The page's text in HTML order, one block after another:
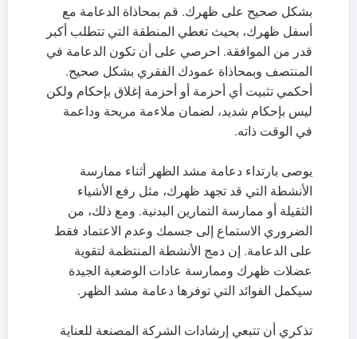
بشكل صحيح على ظهرك. قم بمحاذاة الدعامة مع
أسفل ظهرك، بحيث تغطي المنطقة التي تتطلب أكبر
قدر من الموافقة. احرصي على أن تكون الدعامة في
المنتصف وبمحاذاة عمودك الفقري بشكل صحيح.
أحكمي تثبيت أي أحزمة أو أحزمة إغلاق بإحكام ولكن
ليس بإحكام شديد، لضمان ملاءمة مريحة وداعمة
في الوقت ذاته.
يوصى بارتداء دعامة مشد الظهر أثناء ممارسة
الأنشطة التي قد تجهد ظهرك، مثل رفع الأشياء
الثقيلة أو ممارسة التمارين البدنية. ومع ذلك، من
الضروري الاستماع إلى جسمك وعدم الاعتماد فقط
على الدعامة. إن دمج الأنشطة المنتظمة لتقوية
عضلات ظهرك وممارسة عادات الوضعية الجيدة
سيكمل الفوائد التي توفرها دعامة مشد الظهر.
تذكري أن تتبعي إرشادات الشركة المصنعة للعناية